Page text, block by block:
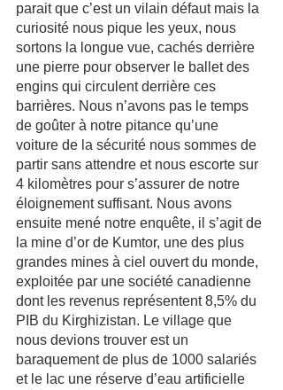
parait que c’est un vilain défaut mais la
curiosité nous pique les yeux, nous
sortons la longue vue, cachés derrière
une pierre pour observer le ballet des
engins qui circulent derrière ces
barrières. Nous n’avons pas le temps
de goûter à notre pitance qu’une
voiture de la sécurité nous sommes de
partir sans attendre et nous escorte sur
4 kilomètres pour s’assurer de notre
éloignement suffisant. Nous avons
ensuite mené notre enquête, il s’agit de
la mine d’or de Kumtor, une des plus
grandes mines à ciel ouvert du monde,
exploitée par une société canadienne
dont les revenus représentent 8,5% du
PIB du Kirghizistan. Le village que
nous devions trouver est un
baraquement de plus de 1000 salariés
et le lac une réserve d’eau artificielle